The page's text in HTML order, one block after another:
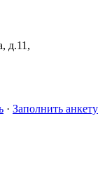
д.11,
· Заполнить анкету